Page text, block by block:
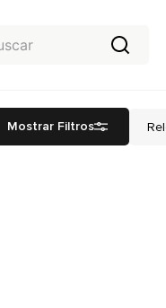
Carteira & Trocas
Mostrar Filtros